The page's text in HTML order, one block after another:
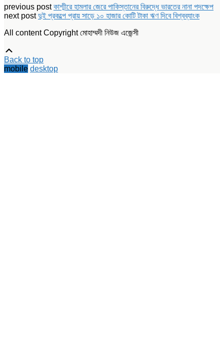
Facebook
(Opens
in
window)
Twitter
(Opens
in
new
window)
LinkedIn
(Opens
in
new
window)
in
new
window)
previous postকাশ্মীরে হামলার জেরে পাকিস্তানের বিরুদ্ধে ভারতের নানা পদক্ষেপ
next postদুই প্রকল্পে প্রায় সাড়ে ১০ হাজার কোটি টাকা ঋণ দিবে বিশ্বব্যাংক
All content Copyright মোহাম্মদী নিউজ এজেন্সী
Up
Back to top
mobile desktop